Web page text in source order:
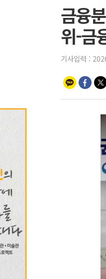
금융
위-금
기사입력 :